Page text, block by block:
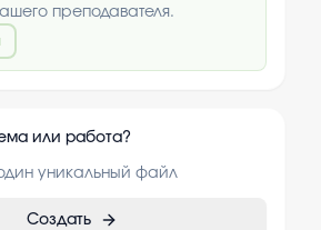
преподавателя.
или работа?
уникальный файл
Создать